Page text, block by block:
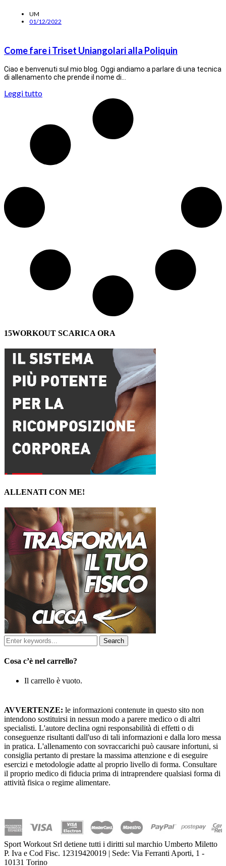
UM
01/12/2022
Come fare i Triset Uniangolari alla Poliquin
Ciao e benvenuti sul mio blog. Oggi andiamo a parlare di una tecnica
di allenamento che prende il nome di…
Leggi tutto
15WORKOUT SCARICA ORA
ALLENATI CON ME!
Cosa c’è nel carrello?
Il carrello è vuoto.
AVVERTENZE: le informazioni contenute in questo sito non
intendono sostituirsi in nessun modo a parere medico o di altri
specialisti. L'autore declina ogni responsabilità di effetti o di
conseguenze risultanti dall'uso di tali informazioni e dalla loro messa
in pratica. L'allenamento con sovraccarichi può causare infortuni, si
consiglia pertanto di prestare la massima attenzione e di eseguire
esercizi e metodologie adatte al proprio livello di forma. Consultare
il proprio medico di fiducia prima di intraprendere qualsiasi forma di
attività fisica o regime alimentare.
Sport Workout Srl detiene tutti i diritti sul marchio Umberto Miletto
P. Iva e Cod Fisc. 12319420019 | Sede: Via Ferranti Aporti, 1 -
10131 Torino